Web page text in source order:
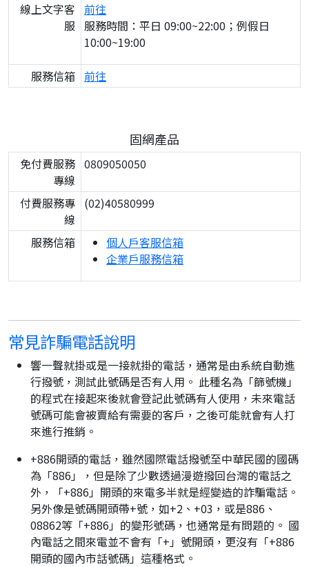
線上文字客
服
前往
服務時間：平日 09:00~22:00；例假日
10:00~19:00
服務信箱 前往
固網產品
免付費服務
專線
0809050050
付費服務專
線
(02)40580999
服務信箱
個人戶客服信箱
企業戶服務信箱
常見詐騙電話說明
響一聲就掛或是一接就掛的電話，通常是由系統自動進
行撥號，測試此號碼是否有人用。 此種名為「篩號機」
的程式在接起來後就會登記此號碼有人使用，未來電話
號碼可能會被賣給有需要的客戶，之後可能就會有人打
來進行推銷。
+886開頭的電話，雖然國際電話撥號至中華民國的國碼
為「886」，但是除了少數透過漫遊撥回台灣的電話之
外，「+886」開頭的來電多半就是經變造的詐騙電話。
另外像是號碼開頭帶+號，如+2、+03，或是886、
08862等「+886」的變形號碼，也通常是有問題的。 國
內電話之間來電並不會有「+」號開頭，更沒有「+886
開頭的國內市話號碼」這種格式。